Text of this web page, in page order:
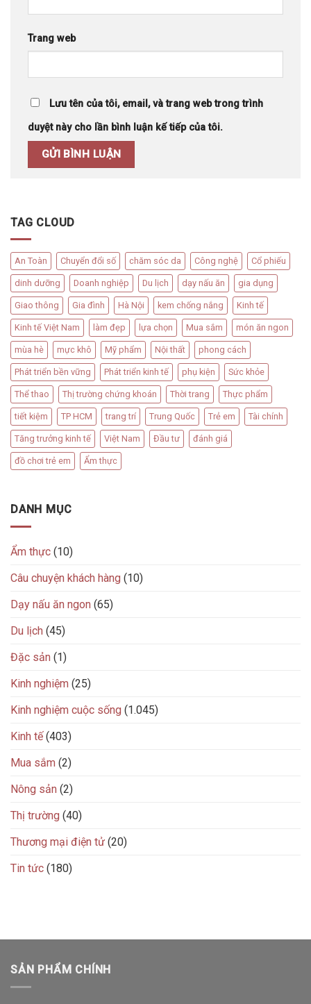
Trang web
Lưu tên của tôi, email, và trang web trong trình
duyệt này cho lần bình luận kế tiếp của tôi.
TAG CLOUD
An Toàn Chuyển đổi số chăm sóc da Công nghệ Cổ phiếu
dinh dưỡng Doanh nghiệp Du lịch dạy nấu ăn gia dụng
Giao thông Gia đình Hà Nội kem chống nắng Kinh tế
Kinh tế Việt Nam làm đẹp lựa chọn Mua sắm món ăn ngon
mùa hè mực khô Mỹ phẩm Nội thất phong cách
Phát triển bền vững Phát triển kinh tế phụ kiện Sức khỏe
Thể thao Thị trường chứng khoán Thời trang Thực phẩm
tiết kiệm TP HCM trang trí Trung Quốc Trẻ em Tài chính
Tăng trưởng kinh tế Việt Nam Đầu tư đánh giá
đồ chơi trẻ em Ẩm thực
DANH MỤC
Ẩm thực (10)
Câu chuyện khách hàng (10)
Dạy nấu ăn ngon (65)
Du lịch (45)
Đặc sản (1)
Kinh nghiệm (25)
Kinh nghiệm cuộc sống (1.045)
Kinh tế(403)
Mua sắm (2)
Nông sản (2)
Thị trường (40)
Thương mại điện tử (20)
Tin tức (180)
SẢN PHẨM CHÍNH